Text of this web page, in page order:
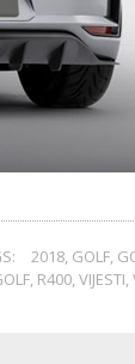
2018, GOLF,
, R400,VIJESTI,